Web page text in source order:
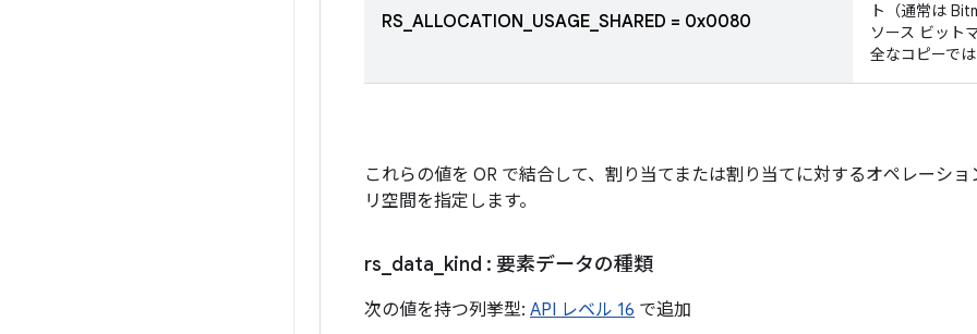
RS_ALLOCATION_USAGE_SHARED = 0x0080
ト（通常は
ソース ビット
全なコピーで
これらの値を OR で結合して、割り当てまたは割り当てに対するオペレーシ
リ空間を指定します。
rs data kind : 要素データの種類
次の値を持つ列挙型: API レベル 16 で追加